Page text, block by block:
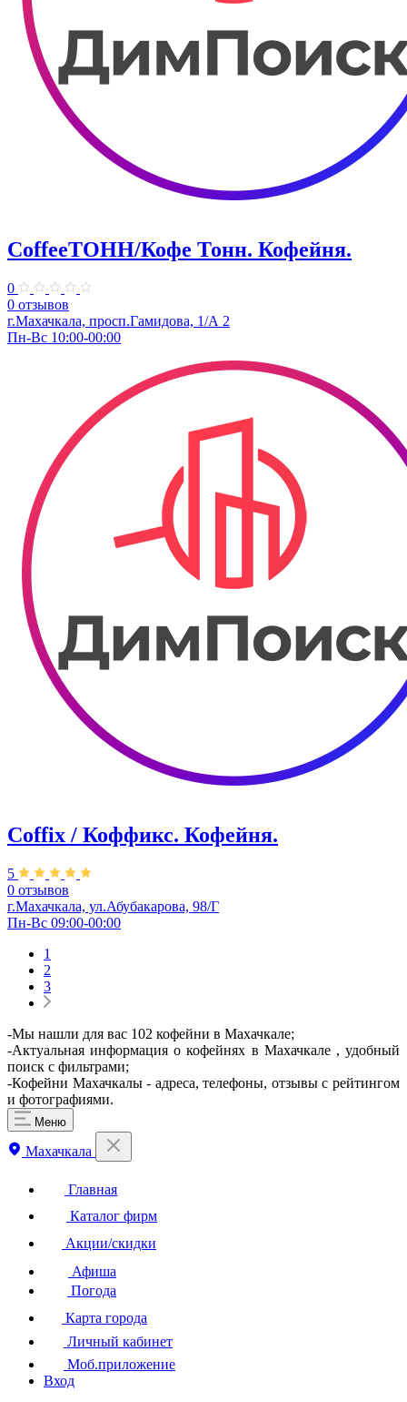
CoffeeТОНН/Кофе Тонн. Кофейня.
0
0 отзывов
г.Махачкала, просп.Гамидова, 1/А 2
Пн-Вс 10:00-00:00
Coffix / Коффикс. Кофейня.
5
0 отзывов
г.Махачкала, ул.Абубакарова, 98/Г
Пн-Вс 09:00-00:00
1
2
3
-Мы нашли для вас 102 кофейни в Махачкале;
-Актуальная информация о кофейнях в Махачкале , удобный
поиск с фильтрами;
-Кофейни Махачкалы - адреса, телефоны, отзывы с рейтингом
и фотографиями.
Меню
Махачкала
Главная
Каталог фирм
Акции/скидки
Афиша
Погода
Карта города
Личный кабинет
Моб.приложение
Вход